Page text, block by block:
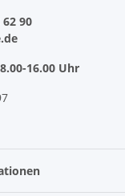
90
8.00-16.00 Uhr